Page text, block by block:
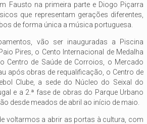
Fausto na primeira parte e Diogo Piçarra
que representam gerações diferentes,
de forma única a música portuguesa.
vão ser inauguradas a Piscina
Pires, o Cento Internacional de Medalha
Centro de Saúde de Corroios, o Mercado
após obras de requalificação, o Centro de
Clube, a sede do Núcleo do Seixal do
e a 2.ª fase de obras do Parque Urbano
desde meados de abril ao início de maio.
voltarmos a abrir as portas à cultura, com